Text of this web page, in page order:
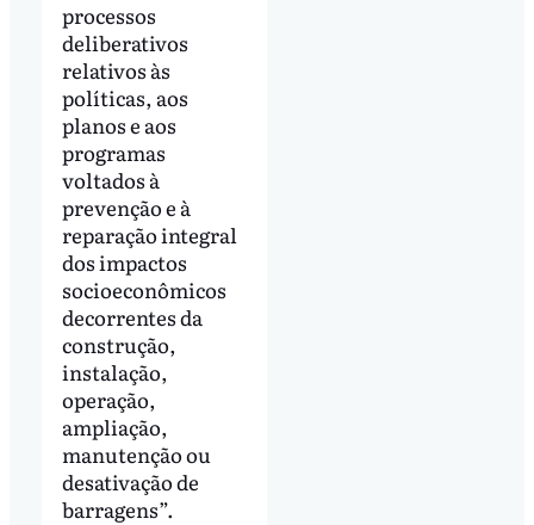
processos
deliberativos
relativos às
políticas, aos
planos e aos
programas
voltados à
prevenção e à
reparação integral
dos impactos
socioeconômicos
decorrentes da
construção,
instalação,
operação,
ampliação,
manutenção ou
desativação de
barragens”.